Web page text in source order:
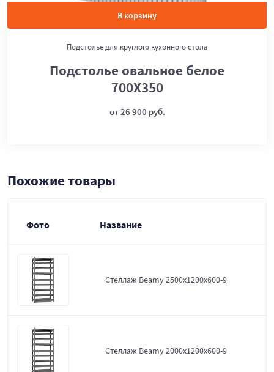
В корзину
Подстолье для круглого кухонного стола
Подстолье овальное белое
700Х350
от 26 900 руб.
Похожие товары
Фото Название
Стеллаж Beamy 2500x1200x600-9
Стеллаж Beamy 2000x1200x600-9